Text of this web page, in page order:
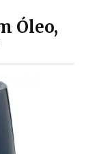
Óleo,